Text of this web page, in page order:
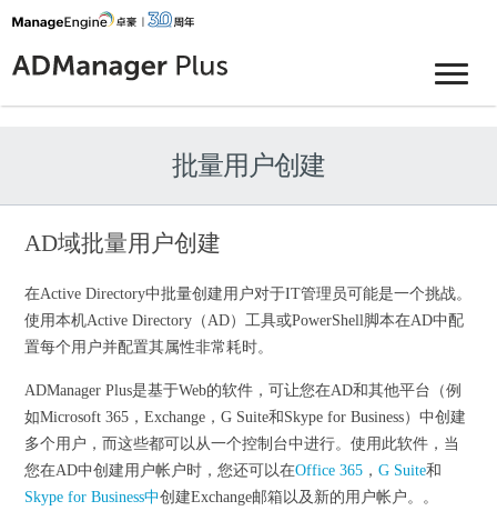
批量用户创建
AD域批量用户创建
在Active Directory中批量创建用户对于IT管理员可能是一个挑战。
使用本机Active Directory（AD）工具或PowerShell脚本在AD中配
置每个用户并配置其属性非常耗时。
ADManager Plus是基于Web的软件，可让您在AD和其他平台（例
如Microsoft 365，Exchange，G Suite和Skype for Business）中创建
多个用户，而这些都可以从一个控制台中进行。使用此软件，当
您在AD中创建用户帐户时，您还可以在Office 365 ，G Suite和
Skype for Business中创建Exchange邮箱以及新的用户帐户。。